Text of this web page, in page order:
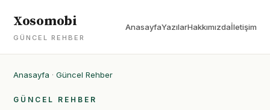
Xosomobi
GÜNCEL REHBER
AnasayfaYazılarHakkımızdaİletişim
Anasayfa · Güncel Rehber
GÜNCEL REHBER